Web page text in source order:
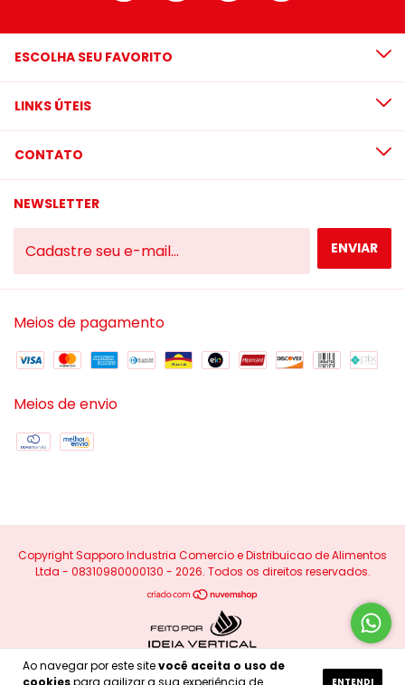
Ao navegar por este sitevocê aceita o uso de
cookiespara agilizar a sua experiência de ENTENDI
ESCOLHA SEU FAVORITO
LINKS ÚTEIS
CONTATO
NEWSLETTER
Meios de pagamento
Meios de envio
Copyright Sapporo Industria Comercio e Distribuicao de Alimentos
Ltda - 08310980000130 - 2026. Todos os direitos reservados.